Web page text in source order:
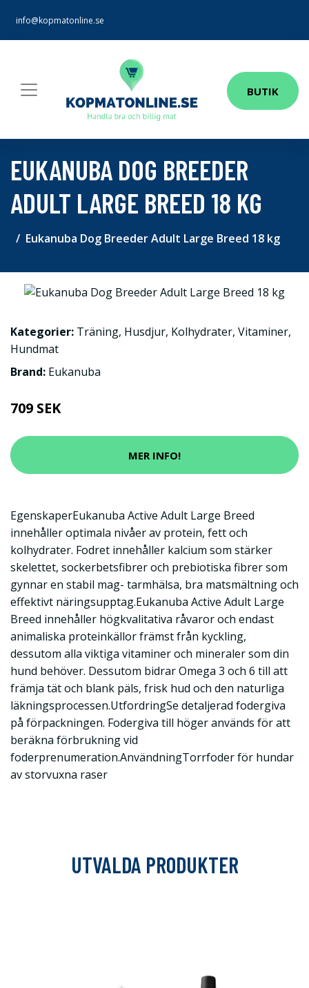
info@kopmatonline.se
BUTIK
EUKANUBA DOG BREEDER
ADULT LARGE BREED 18 KG
Eukanuba Dog Breeder Adult Large Breed 18 kg
Kategorier: Träning, Husdjur, Kolhydrater, Vitaminer,
Hundmat
Brand: Eukanuba
709 SEK
MER INFO!
EgenskaperEukanuba Active Adult Large Breed
innehåller optimala nivåer av protein, fett och
kolhydrater. Fodret innehåller kalcium som stärker
skelettet, sockerbetsfibrer och prebiotiska fibrer som
gynnar en stabil mag- tarmhälsa, bra matsmältning och
effektivt näringsupptag.Eukanuba Active Adult Large
Breed innehåller högkvalitativa råvaror och endast
animaliska proteinkällor främst från kyckling,
dessutom alla viktiga vitaminer och mineraler som din
hund behöver. Dessutom bidrar Omega 3 och 6 till att
främja tät och blank päls, frisk hud och den naturliga
läkningsprocessen.UtfordringSe detaljerad fodergiva
på förpackningen. Fodergiva till höger används för att
beräkna förbrukning vid
foderprenumeration.AnvändningTorrfoder för hundar
av storvuxna raser
UTVALDA PRODUKTER